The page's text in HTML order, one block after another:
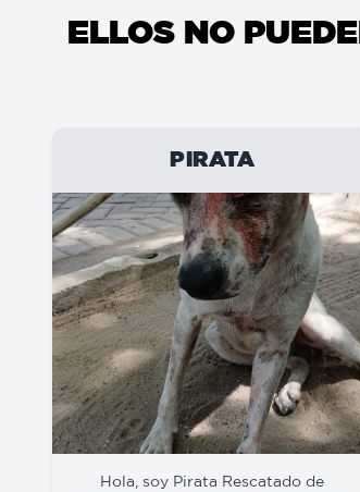
ELLOS NO
PIRATA
Hola, soy Pirata Rescatado de